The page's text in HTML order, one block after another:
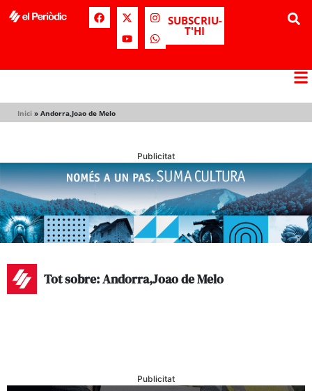
SUBSCRIU-
T'HI
Inici » Andorra,Joao de Melo
Publicitat
Tot sobre: Andorra,Joao de Melo
Publicitat